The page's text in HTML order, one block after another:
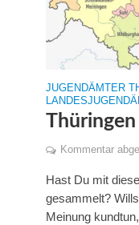
JUGENDÄMTER
Kommentar
Hast Du mit
gesammelt?
Meinung